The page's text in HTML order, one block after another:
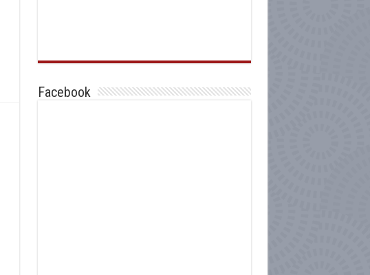
Facebook